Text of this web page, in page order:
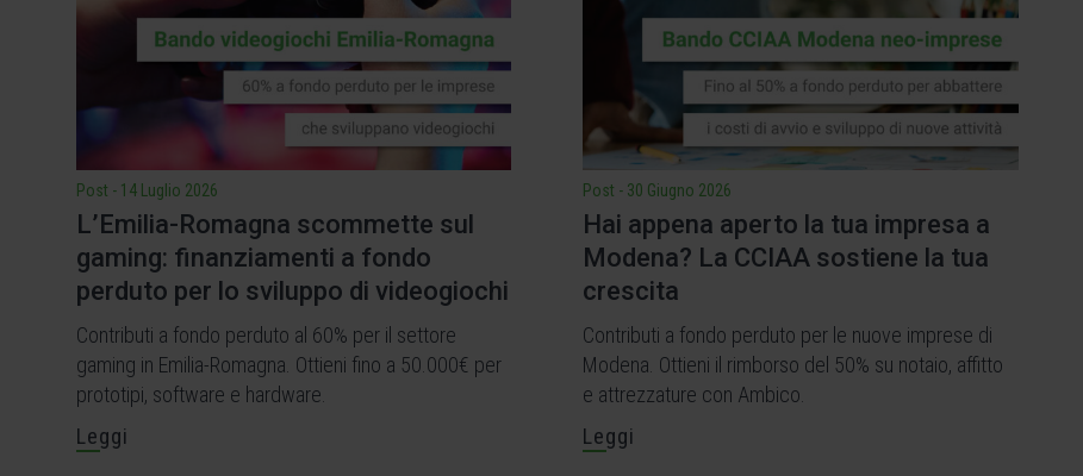
Post - 14 Luglio 2026
L’Emilia-Romagna scommette sul
gaming: finanziamenti a fondo
perduto per lo sviluppo di videogiochi
Contributi a fondo perduto al 60% per il settore
gaming in Emilia-Romagna. Ottieni fino a 50.000€ per
prototipi, software e hardware.
Leggi
Post - 30 Giugno 2026
Hai appena aperto la tua impresa a
Modena? La CCIAA sostiene la tua
crescita
Contributi a fondo perduto per le nuove imprese di
Modena. Ottieni il rimborso del 50% su notaio, affitto
e attrezzature con Ambico.
Leggi